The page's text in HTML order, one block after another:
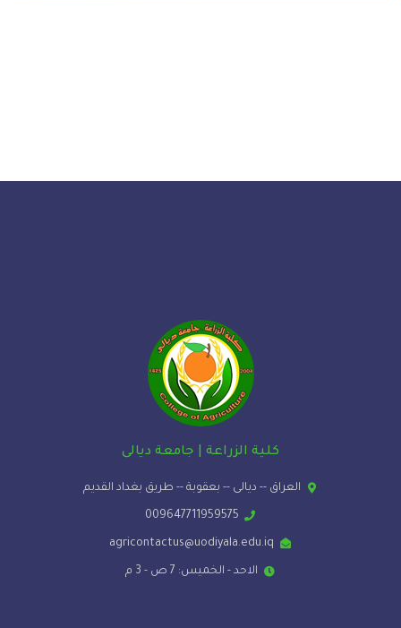
كلية الزراعة | جامعة ديالى
العراق -- ديالى -- بعقوبة -- طريق بغداد القديم
009647711959575
agricontactus@uodiyala.edu.iq
الاحد - الخميس: 7 ص - 3 م